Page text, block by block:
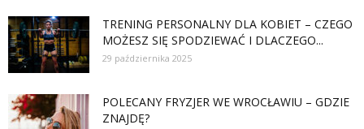
TRENING PERSONALNY DLA KOBIET – CZEGO
MOŻESZ SIĘ SPODZIEWAĆ I DLACZEGO...
29 października 2025
POLECANY FRYZJER WE WROCŁAWIU – GDZIE
ZNAJDĘ?